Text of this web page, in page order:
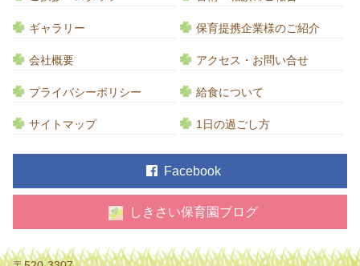
ギャラリー 保育提携企業様のご紹介
会社概要 アクセス・お問い合せ
プライバシーポリシー 給食について
サイトマップ 1日の過ごし方
Facebook
しきさい保育園ブログ